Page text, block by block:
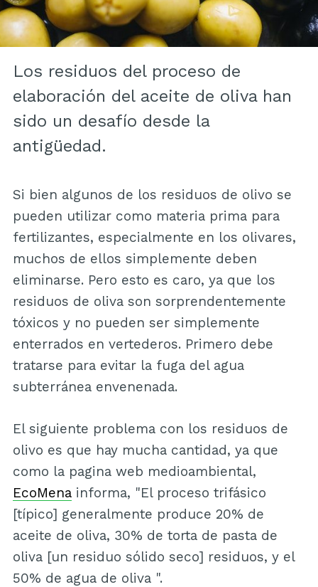
Los residuos del proceso de
elaboración del aceite de oliva han
sido un desafío desde la
antigüedad.
Si bien algunos de los residuos de olivo se
pueden utilizar como materia prima para
fertilizantes, especialmente en los olivares,
muchos de ellos simplemente deben
eliminarse. Pero esto es caro, ya que los
residuos de oliva son sorprendentemente
tóxicos y no pueden ser simplemente
enterrados en vertederos. Primero debe
tratarse para evitar la fuga del agua
subterránea envenenada.
El siguiente problema con los residuos de
olivo es que hay mucha cantidad, ya que
como la pagina web medioambiental,
EcoMenainforma, "El proceso trifásico
[típico] generalmente produce 20% de
aceite de oliva, 30% de torta de pasta de
oliva [un residuo sólido seco] residuos, y el
50% de agua de oliva ".